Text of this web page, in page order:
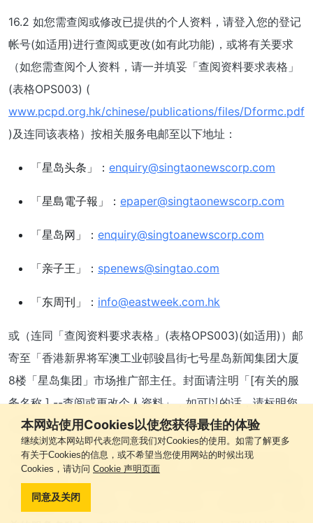
16.2 如您需查阅或修改已提供的个人资料，请登入您的登记
帐号(如适用)进行查阅或更改(如有此功能)，或将有关要求
（如您需查阅个人资料，请一并填妥「查阅资料要求表格」
(表格OPS003) (
www.pcpd.org.hk/chinese/publications/files/Dformc.pdf
)及连同该表格）按相关服务电邮至以下地址：
「星岛头条」： enquiry@singtaonewscorp.com
「星島電子報」： epaper@singtaonewscorp.com
「星岛网」： enquiry@singtoanewscorp.com
「亲子王」： spenews@singtao.com
「东周刊」： info@eastweek.com.hk
或（连同「查阅资料要求表格」(表格OPS003)(如适用)）邮
寄至「香港新界将军澳工业邨骏昌街七号星岛新闻集团大厦
8楼「星岛集团」市场推广部主任。封面请注明「[有关的服
务名称 ] --查阅或更改个人资料」，如可以的话，请标明您
曾就何等项目丶活动或会籍向本公司提供个人资料。
16.3 或（连同「查阅资料要求表格」(表格OPS003)(如适
用)）邮寄至「香港新界将军澳工业邨骏昌街七号星岛新闻集
团大厦8楼「星岛集团」市场推广部主任。封面请注明「
本网站使用Cookies以使您获得最佳的体验
继续浏览本网站即代表您同意我们对Cookies的使用。如需了解更多
有关于Cookies的信息，或不希望当您使用网站的时候出现
Cookies，请访问 Cookie 声明页面
同意及关闭